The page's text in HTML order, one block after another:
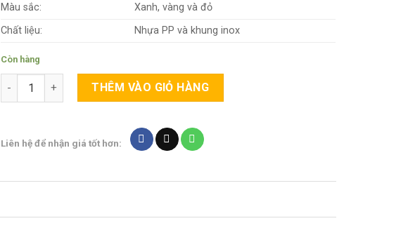
Màu sắc:
Xanh, vàng và đỏ
Chất liệu:
Nhựa PP và khung inox
Còn hàng
Số lượng THÊM VÀO GIỎ HÀNG
Liên hệ để nhận giá tốt hơn: